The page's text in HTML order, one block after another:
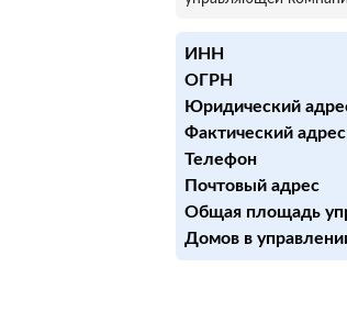
ИНН
ОГРН
Юридический
Фактический адрес
Телефон
Почтовый адрес
Общая площадь
Домов в